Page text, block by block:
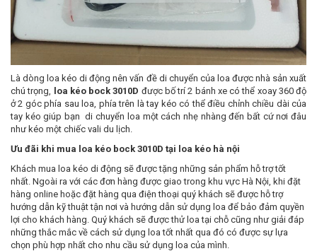
Là dòng loa kéo di động nên vấn đề di chuyển của loa được nhà sản xuất
chú trọng,
loa kéo bock 3010D được bố trí 2 bánh xe có thể xoay 360 độ
ở 2 góc phía sau loa, phía trên là tay kéo có thể điều chỉnh chiều dài của
tay kéo giúp bạn di chuyển loa một cách nhẹ nhàng đến bất cứ nơi đâu
như kéo một chiếc vali du lịch.
Ưu đãi khi mua loa kéo bock 3010D tại loa kéo hà nội
Khách mua loa kéo di động sẽ được tặng những sản phẩm hỗ trợ tốt
nhất. Ngoài ra với các đơn hàng được giao trong khu vực Hà Nội, khi đặt
hàng online hoặc đặt hàng qua điện thoại quý khách sẽ được hỗ trợ
hướng dẫn kỹ thuật tận nơi và hướng dẫn sử dụng loa để bảo đảm quyền
lợi cho khách hàng. Quý khách sẽ được thử loa tại chỗ cũng như giải đáp
những thắc mắc về cách sử dụng loa tốt nhất qua đó có được sự lựa
chọn phù hợp nhất cho nhu cầu sử dụng loa của mình.